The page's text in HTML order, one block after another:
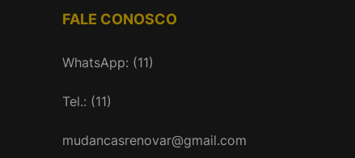
FALE CONOSCO
WhatsApp: (11)
Tel.: (11)
mudancasrenovar@gmail.com